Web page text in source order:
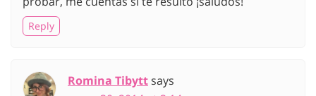
Reply
Romina Tibyttsays